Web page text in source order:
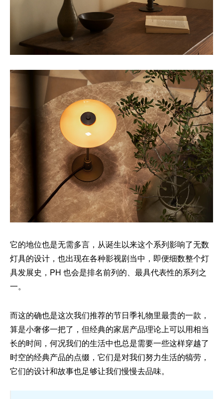
它的地位也是无需多言，从诞生以来这个系列影响了无数
灯具的设计，也出现在各种影视剧当中，即便细数整个灯
具发展史，PH 也会是排名前列的、最具代表性的系列之
一。
而这的确也是这次我们推荐的节日季礼物里最贵的一款，
算是小奢侈一把了，但经典的家居产品理论上可以用相当
长的时间，何况我们的生活中也总是需要一些这样穿越了
时空的经典产品的点缀，它们是对我们努力生活的犒劳，
它们的设计和故事也足够让我们慢慢去品味。